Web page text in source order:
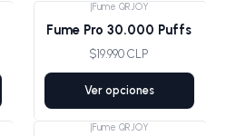
Fume QRJOY
Fume Pro 30.000 Puffs
$19.990 CLP
Ver opciones
|Fume QRJOY